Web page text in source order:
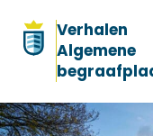
Verhalen
Algemene